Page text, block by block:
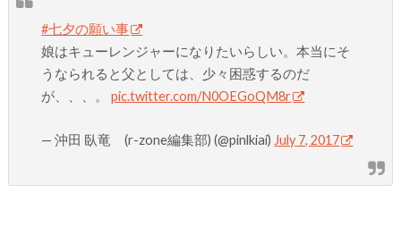
#七夕の願い事
娘はキューレンジャーになりたいらしい。本当にそ
うなられると父としては、少々困惑するのだ
が、、、。pic.twitter.com/N0OEGoQM8r
— 沖田 臥竜 (r-zone編集部) (@pinlkiai) July 7, 2017